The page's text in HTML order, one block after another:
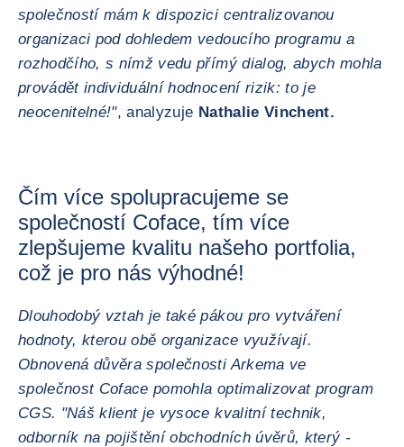
společností mám k dispozici centralizovanou
organizaci pod dohledem vedoucího programu a
rozhodčího, s nímž vedu přímý dialog, abych mohla
provádět individuální hodnocení rizik: to je
neocenitelné!", analyzuje Nathalie Vinchent.
Čím více spolupracujeme se
společností Coface, tím více
zlepšujeme kvalitu našeho portfolia,
což je pro nás výhodné!
Dlouhodobý vztah je také pákou pro vytváření
hodnoty, kterou obě organizace využívají.
Obnovená důvěra společnosti Arkema ve
společnost Coface pomohla optimalizovat program
CGS. "Náš klient je vysoce kvalitní technik,
odborník na pojištění obchodních úvěrů, který -